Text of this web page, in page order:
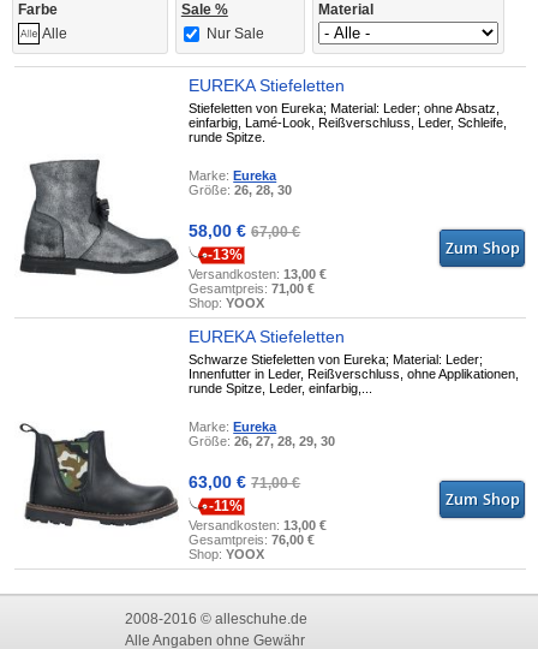
Farbe
Alle
Sale %
Nur Sale
Material
EUREKA Stiefeletten
Stiefeletten von Eureka; Material: Leder; ohne Absatz,
einfarbig, Lamé-Look, Reißverschluss, Leder, Schleife,
runde Spitze.
Marke:Eureka
Größe:26, 28, 30
58,00 €67,00 €
-13%
Versandkosten:13,00 €
Gesamtpreis:71,00 €
Shop:YOOX
EUREKA Stiefeletten
Schwarze Stiefeletten von Eureka; Material: Leder;
Innenfutter in Leder, Reißverschluss, ohne Applikationen,
runde Spitze, Leder, einfarbig,...
Marke:Eureka
Größe:26, 27, 28, 29, 30
63,00 €71,00 €
-11%
Versandkosten:13,00 €
Gesamtpreis:76,00 €
Shop:YOOX
2008-2016 © alleschuhe.de
Alle Angaben ohne Gewähr